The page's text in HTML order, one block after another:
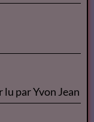
par Yvon Jean